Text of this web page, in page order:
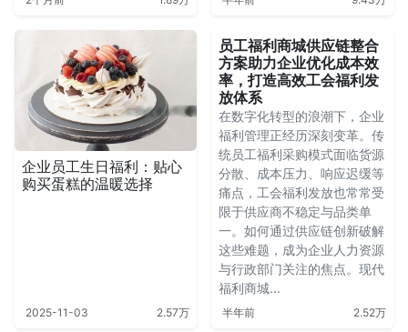
企业员工生日福利：贴心
购买蛋糕的温暖选择
2025-11-03 2.57万
员工福利商城供应链整合
方案助力企业优化成本效
率，打造高效工会福利发
放体系
在数字化转型的浪潮下，企业
福利管理正经历深刻变革。传
统员工福利采购模式面临货源
分散、成本压力、响应迟缓等
痛点，工会福利发放也常常受
限于供应商不稳定与品类单
一。如何通过供应链创新破解
这些难题，成为企业人力资源
与行政部门关注的焦点。现代
福利商城...
半年前 2.52万